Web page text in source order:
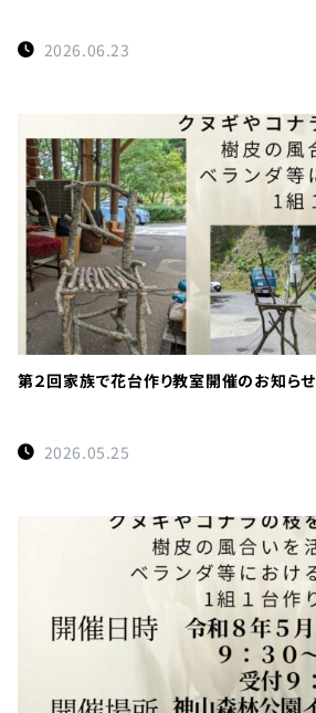
2026.06.23
第２回家族で花台作り教室開催のお知らせ
2026.05.25